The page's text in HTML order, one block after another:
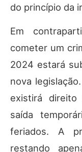
do princípio da
Em
cometer um
2024 estará
nova
existirá
saída
feriados. A
restando